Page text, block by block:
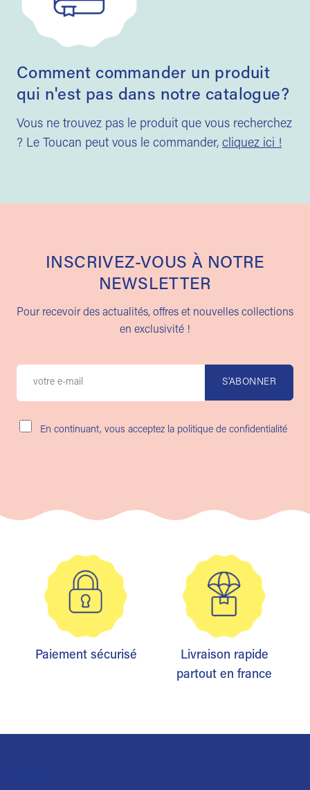
Comment commander un produit
qui n'est pas dans notre catalogue?
Vous ne trouvez pas le produit que vous recherchez
? Le Toucan peut vous le commander, cliquez ici !
INSCRIVEZ-VOUS À NOTRE
NEWSLETTER
Pour recevoir des actualités, offres et nouvelles collections
en exclusivité !
En continuant, vous acceptez la politique de confidentialité
Paiement sécurisé
Livraison rapide
partout en france